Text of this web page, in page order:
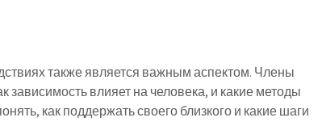
также является важным аспектом. Члены
влияет на человека, и какие методы
как поддержать своего близкого и какие шаги